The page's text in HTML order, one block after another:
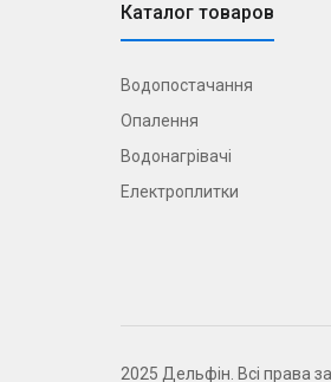
Каталог товаров
Водопостачання
Опалення
Водонагрівачі
Електроплитки
2025 Дельфін. Всі права